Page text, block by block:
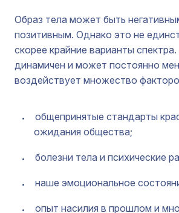
Образ тела может быть
позитивным. Однако это не
скорее крайние варианты
динамичен и может постоянно
воздействует множество
общепринятые стандарты
ожидания общества;
болезни тела и психические
наше эмоциональное
опыт насилия в прошлом и